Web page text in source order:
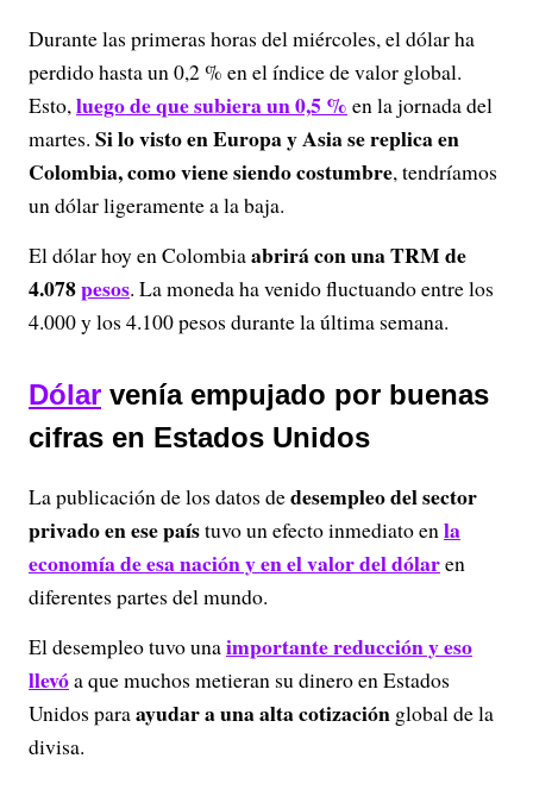
Durante las primeras horas del miércoles, el dólar ha
perdido hasta un 0,2 % en el índice de valor global.
Esto,luego de que subiera un 0,5 % en la jornada del
martes. Si lo visto en Europa y Asia se replica en
Colombia, como viene siendo costumbre, tendríamos
un dólar ligeramente a la baja.
El dólar hoy en Colombiaabrirá con una TRM de
4.078pesos. La moneda ha venido fluctuando entre los
4.000 y los 4.100 pesos durante la última semana.
Dólar venía empujado por buenas
cifras en Estados Unidos
La publicación de los datos dedesempleo del sector
privado en ese paístuvo un efecto inmediato enla
economía de esa nación y en el valor del dólaren
diferentes partes del mundo.
El desempleo tuvo unaimportante reducción y eso
llevóa que muchos metieran su dinero en Estados
Unidos paraayudar a una alta cotización global de la
divisa.